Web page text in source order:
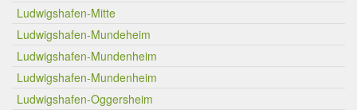
Ludwigshafen-Mitte
Ludwigshafen-Mundeheim
Ludwigshafen-Mundenheim
Ludwigshafen-Mundenheim
Ludwigshafen-Oggersheim